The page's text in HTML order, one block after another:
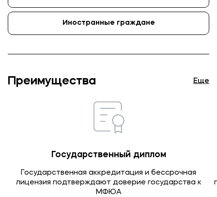
Иностранные граждане
Преимущества Еще
Государственный диплом
Государственная аккредитация и бессрочная
лицензия подтверждают доверие государства к
МФЮА